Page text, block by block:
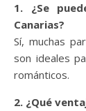
1. ¿Se
Canarias?
Sí, muchas
son ideales
románticos.
2. ¿Qué